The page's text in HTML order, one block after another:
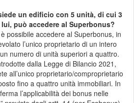
un edificio con 5 unità, di cui 3
può accedere al Superbonus?
possibile accedere al Superbonus, in
l’unico proprietario di un intero
numero di unità superiori a quattro.
dalla Legge di Bilancio 2021,
all’unico proprietario/comproprietario
fino a quattro unità immobiliari. In
l’applicabilità dei bonus nelle